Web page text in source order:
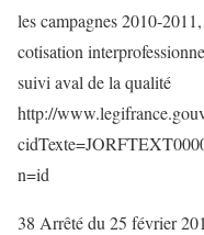
les campagnes 2010-
cotisation
suivi aval de la qualité
http://
n=id
38 Arrêté du 25 février